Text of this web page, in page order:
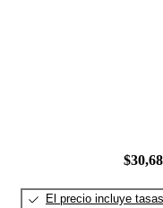
El precio incluye tasas